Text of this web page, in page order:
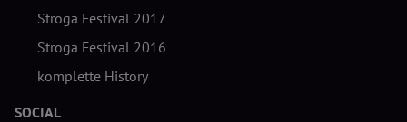
Stroga Festival 2017
Stroga Festival 2016
komplette History
SOCIAL